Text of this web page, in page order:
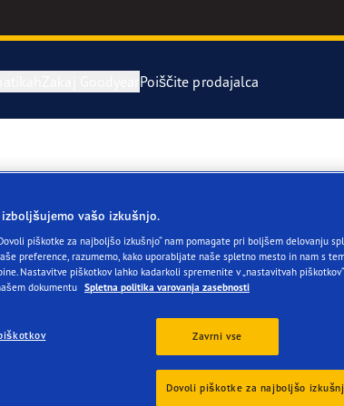
pnevmatike
RACING
4Seasons GEN-3
Poiščite prodajalca
vašo izkušnjo.
piškotke za najboljšo izkušnjo“ nam pomagate pri boljšem delovanju
preference, razumemo, kako uporabljate naše spletno mesto in nam s
Nastavitve piškotkov lahko kadarkoli spremenite v „nastavitvah
dokumentu Spletna politika varovanja zasebnosti
Zavrni vse
Dovoli piškotke za najboljšo